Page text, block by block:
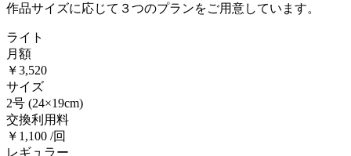
作品サイズに応じて３つのプランをご用意しています。
ライト
月額
￥3,520
サイズ
2号 (24×19cm)
交換利用料
￥1,100 /回
レギュラー